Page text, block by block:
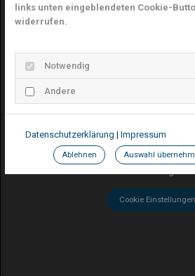
Modul nicht geladen
Wenn Sie dieses Modul sehen
Cookie Einstellungen
links unten eingeblendeten Cookie-
widerrufen.
Notwendig
Andere
Datenschutzerklärung | Impressum
Ablehnen Auswahl